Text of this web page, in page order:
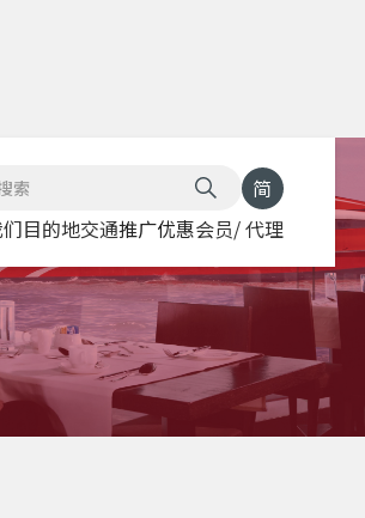
简
目的地交通推广优惠会员/ 代理